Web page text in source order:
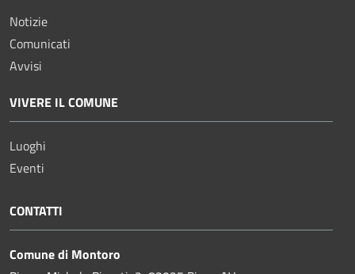
Notizie
Comunicati
Avvisi
VIVERE IL COMUNE
Luoghi
Eventi
CONTATTI
Comune di Montoro